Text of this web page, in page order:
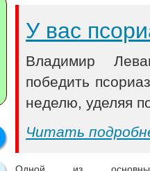
У вас
Владимир
победить
неделю, уделяя
Читать